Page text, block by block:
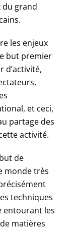
du grand
les enjeux
but premier
d’activité,
et ceci,
partage des
activité.
de
monde très
techniques
entourant les
matières